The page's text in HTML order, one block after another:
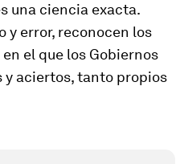
una ciencia exacta.
y error, reconocen los
el que los Gobiernos
y aciertos, tanto propios